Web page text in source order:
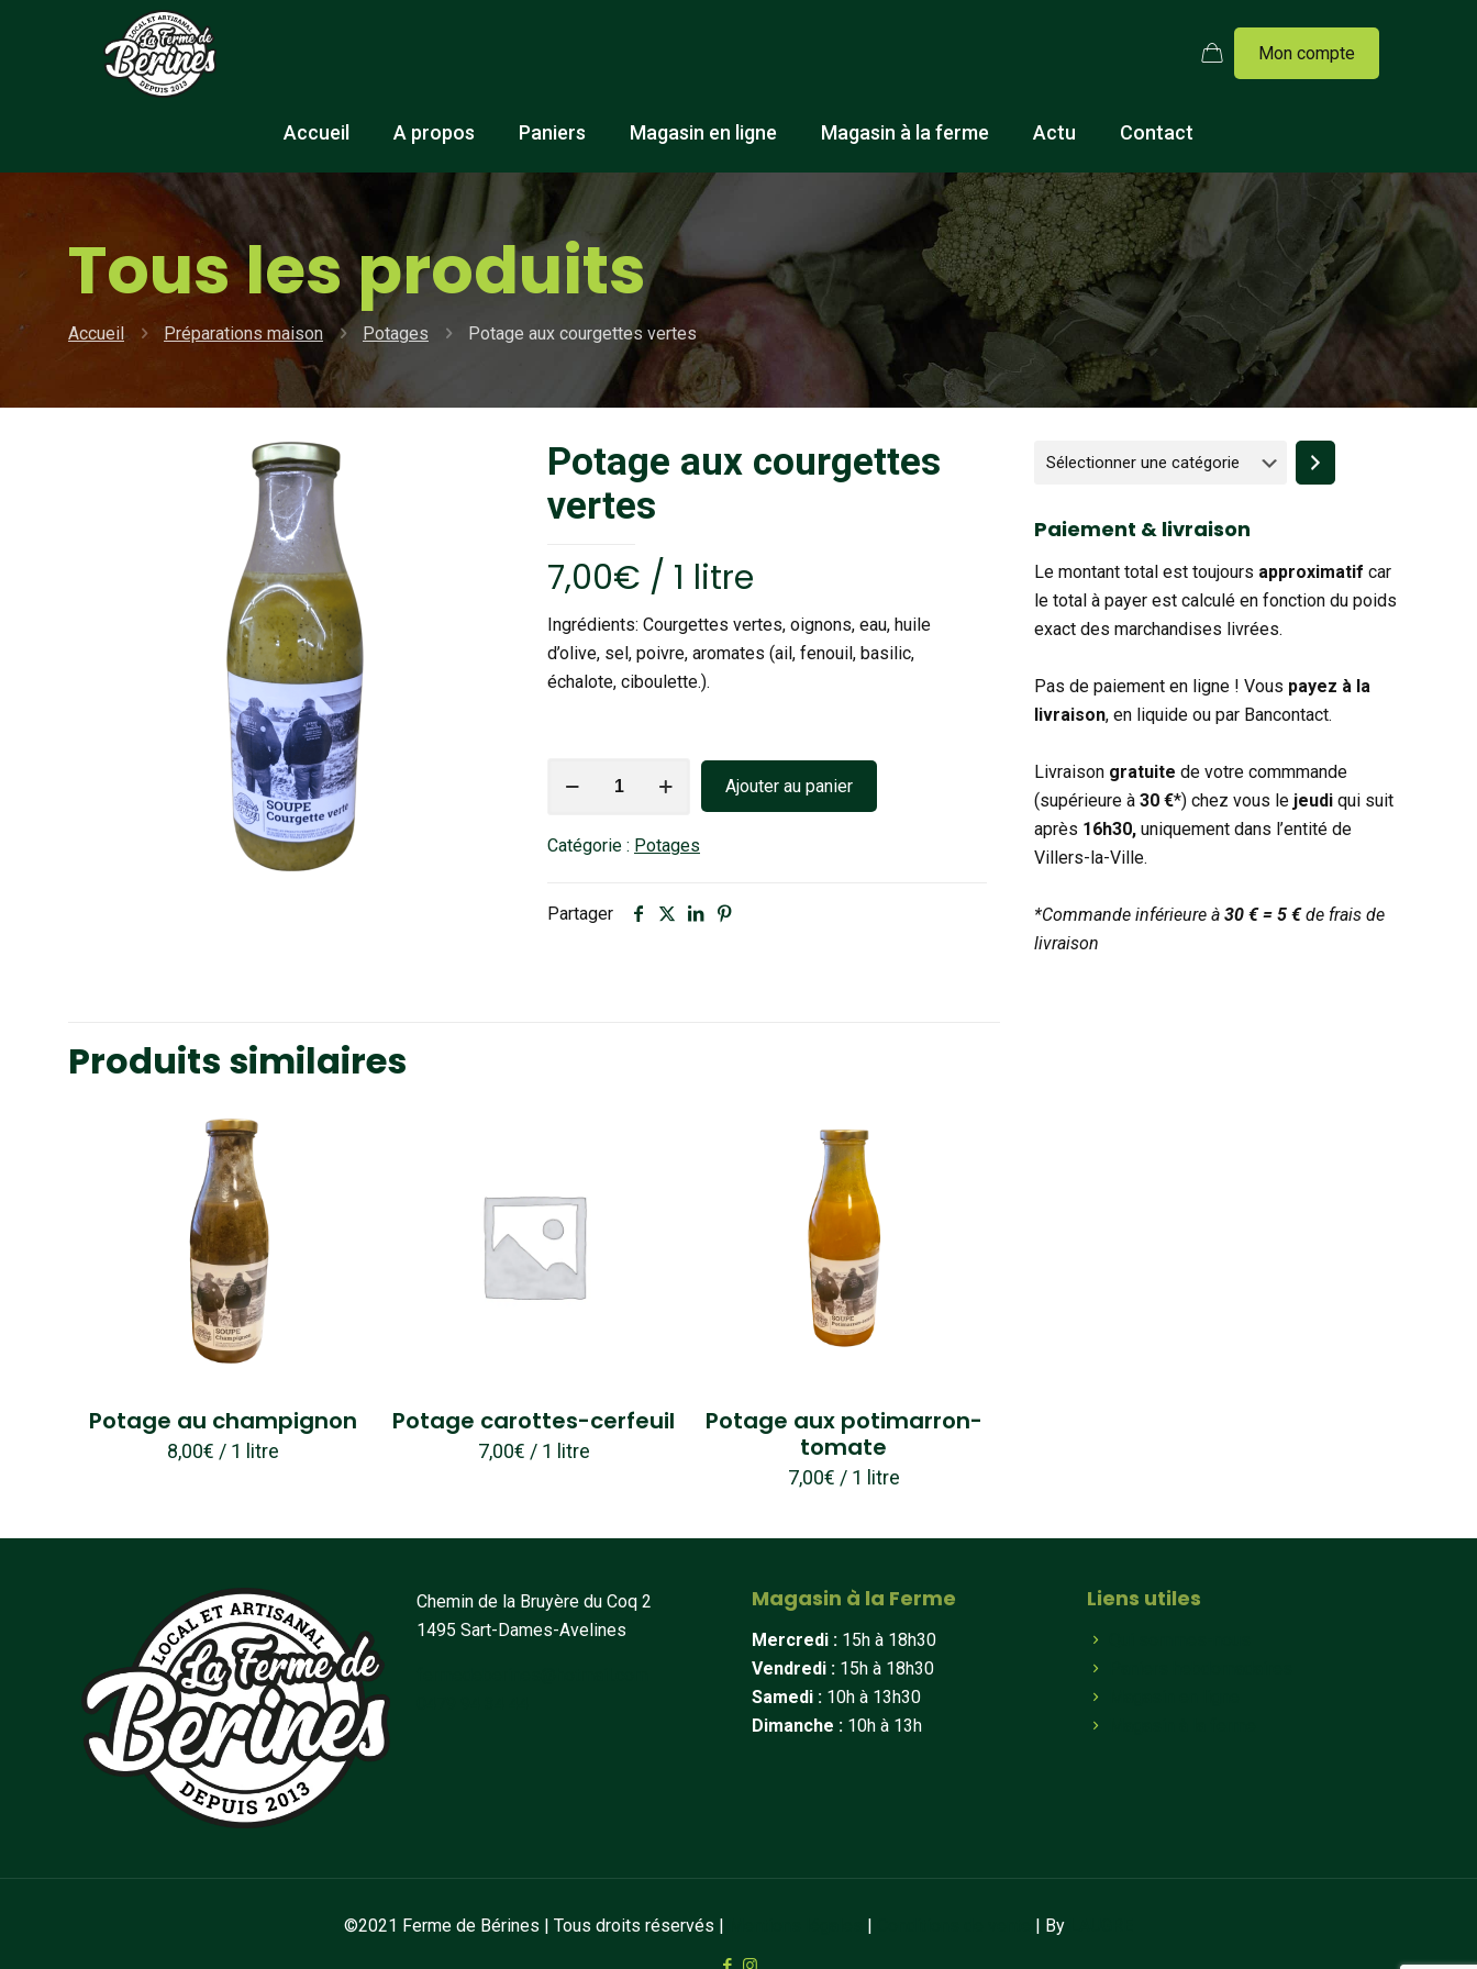
Mon compte
Accueil A propos Paniers Magasin en ligne Magasin à la ferme Actu Contact
Tous les produits
Accueil Préparations maison Potages Potage aux courgettes vertes
Potage aux courgettes
vertes
7,00€ / 1 litre
Ingrédients: Courgettes vertes, oignons, eau, huile
d’olive, sel, poivre, aromates (ail, fenouil, basilic,
échalote, ciboulette.).
aux
vertes
Ajouter au panier
Catégorie : Potages
Partager
Produits similaires
Potage au champignon
8,00€ / 1 litre
Potage carottes-cerfeuil
7,00€ / 1 litre
Potage aux potimarron-
tomate
7,00€ / 1 litre
Sélectionner
une
Paiement & livraison
Le montant total est toujours approximatif car
le total à payer est calculé en fonction du poids
exact des marchandises livrées.
Pas de paiement en ligne ! Vous payez à la
livraison, en liquide ou par Bancontact.
Livraison gratuite de votre commmande
(supérieure à 30 €*) chez vous le jeudi qui suit
après 16h30, uniquement dans l’entité de
Villers-la-Ville.
*Commande inférieure à 30 € = 5 €de frais de
livraison
Chemin de la Bruyère du Coq 2
1495 Sart-Dames-Avelines
Magasin à la Ferme
Mercredi : 15h à 18h30
Vendredi : 15h à 18h30
Samedi : 10h à 13h30
Dimanche : 10h à 13h
Liens utiles
©2021 Ferme de Bérines | Tous droits réservés | | | By